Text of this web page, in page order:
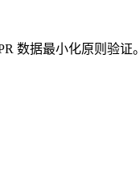
数据最小化原则验证。